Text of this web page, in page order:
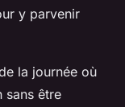
y parvenir
la journée où
sans être